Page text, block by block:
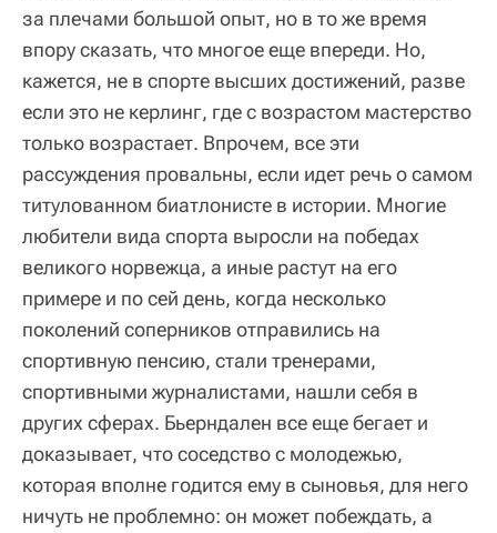
за плечами большой опыт, но в то же время
впору сказать, что многое еще впереди. Но,
кажется, не в спорте высших достижений, разве
если это не керлинг, где с возрастом мастерство
только возрастает. Впрочем, все эти
рассуждения провальны, если идет речь о самом
титулованном биатлонисте в истории. Многие
любители вида спорта выросли на победах
великого норвежца, а иные растут на его
примере и по сей день, когда несколько
поколений соперников отправились на
спортивную пенсию, стали тренерами,
спортивными журналистами, нашли себя в
других сферах. Бьерндален все еще бегает и
доказывает, что соседство с молодежью,
которая вполне годится ему в сыновья, для него
ничуть не проблемно: он может побеждать, а